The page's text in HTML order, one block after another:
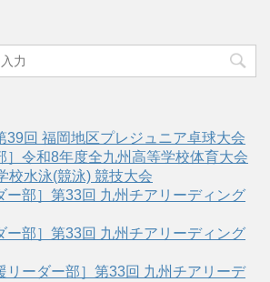
39回 福岡地区プレジュニア卓球大会
］令和8年度全九州高等学校体育大会
校水泳(競泳) 競技大会
ー部］第33回 九州チアリーディング
ー部］第33回 九州チアリーディング
リーダー部］第33回 九州チアリーデ